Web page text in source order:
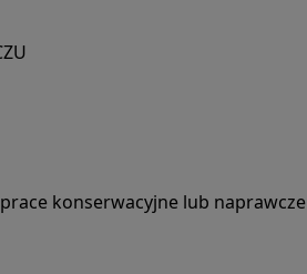
konserwacyjne lub naprawcze